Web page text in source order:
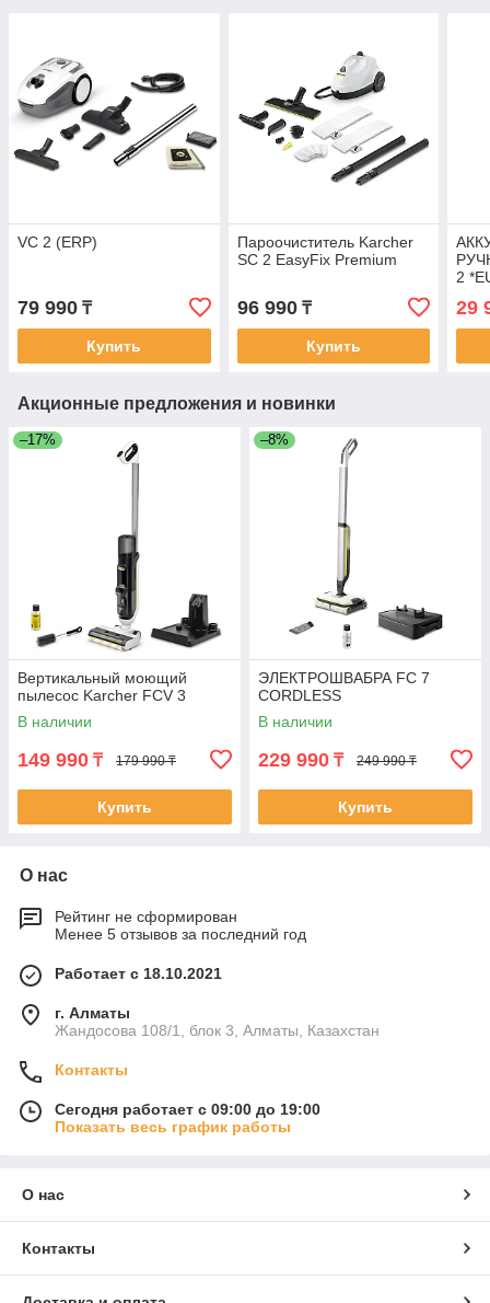
VC 2 (ERP)
79 990 ₸
Купить
Пароочиститель Karcher
SC 2 EasyFix Premium
96 990₸
Купить
2
29
Акционные предложения и новинки
–17%
Вертикальный моющий
пылесос Karcher FCV 3
В наличии
149 990 ₸ 179 990 ₸
Купить
–8%
ЭЛЕКТРОШВАБРА FC 7
CORDLESS
В наличии
229 990 ₸ 249 990 ₸
Купить
О нас
Рейтинг не сформирован
Менее 5 отзывов за последний год
Работает с 18.10.2021
г. Алматы
Жандосова 108/1, блок 3, Алматы, Казахстан
Контакты
Сегодня работает с 09:00 до 19:00
Показать весь график работы
О нас
Контакты